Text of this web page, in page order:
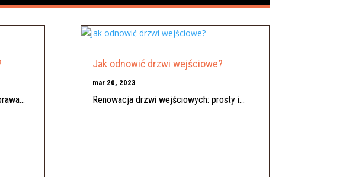
Jak odnowić drzwi wejściowe?
mar 20, 2023
Renowacja drzwi wejściowych: prosty i...